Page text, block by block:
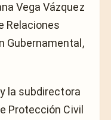
Vega Vázquez
Relaciones
Gubernamental,
la subdirectora
Protección Civil